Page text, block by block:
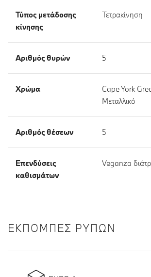
Τύπος μετάδοσης
κίνησης
Τετρακίνηση
Αριθμός θυρών 5
Χρώμα
Cape York
Μεταλλικό
Αριθμός θέσεων 5
Επενδύσεις
καθισμάτων
Veganza
ΕΚΠΟΜΠΈΣ ΡΎΠΩΝ